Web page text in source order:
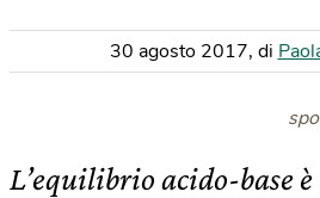
30 agosto 2017, di
L’equilibrio acido-base